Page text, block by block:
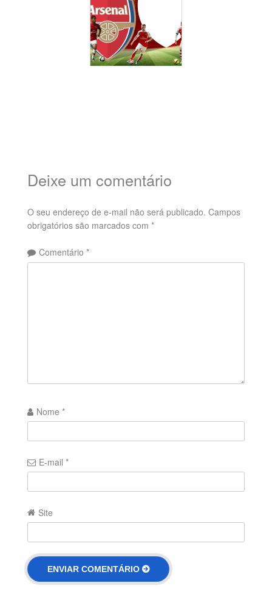
Deixe um comentário
O seu endereço de e-mail não será publicado. Campos
obrigatórios são marcados com *
Comentário *
Nome *
E-mail *
Site